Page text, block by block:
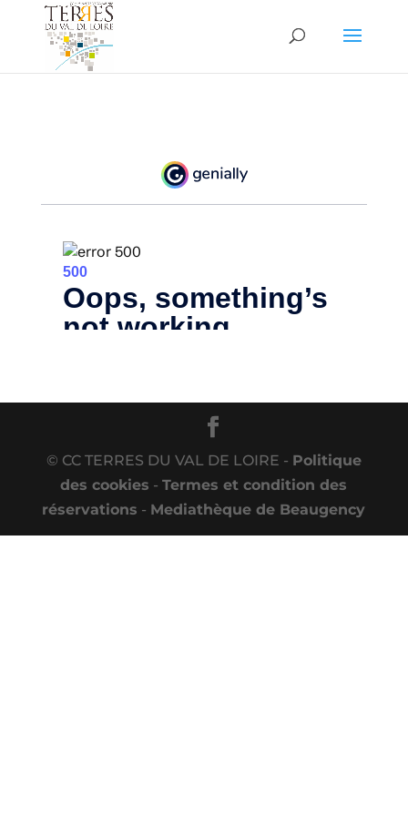
© CC TERRES DU VAL DE LOIRE - Politique
des cookies -Termes et condition des
réservations - Mediathèque de Beaugency